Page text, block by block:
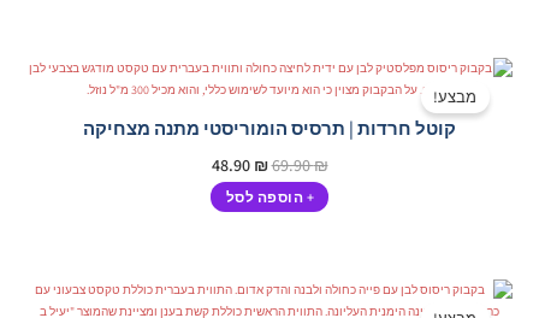
מבצע!
קוטל חרדות | תרסיס הומוריסטי מתנה מצחיקה
69.90₪
המחיר
המקורי
69.90 ₪.
48.90 ₪
המחיר
הנוכחי
48.90 ₪.
+ הוספה לסל
המחיר
המקורי
המחיר
הנוכחי